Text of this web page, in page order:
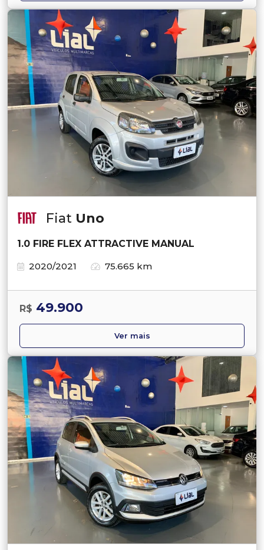
Fiat Uno
1.0 FIRE FLEX ATTRACTIVE MANUAL
2020/2021
75.665 km
R$ 49.900
Ver mais